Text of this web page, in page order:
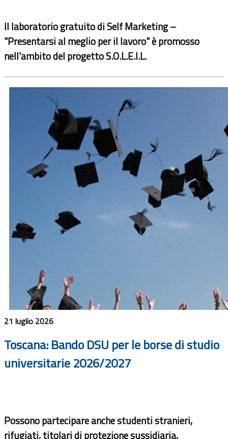
Il laboratorio gratuito di Self Marketing –
"Presentarsi al meglio per il lavoro" è promosso
nell'ambito del progetto S.O.L.E.I.L.
21 luglio 2026
Toscana: Bando DSU per le borse di studio
universitarie 2026/2027
Possono partecipare anche studenti stranieri,
rifugiati, titolari di protezione sussidiaria,